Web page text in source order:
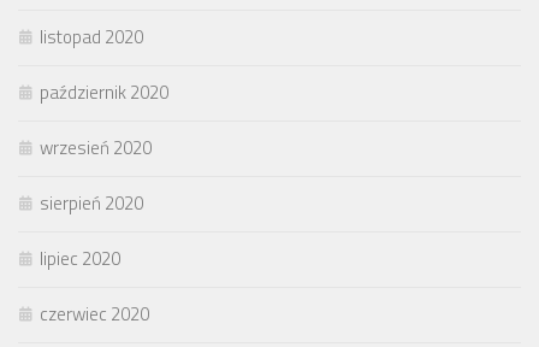
listopad 2020
październik 2020
wrzesień 2020
sierpień 2020
lipiec 2020
czerwiec 2020